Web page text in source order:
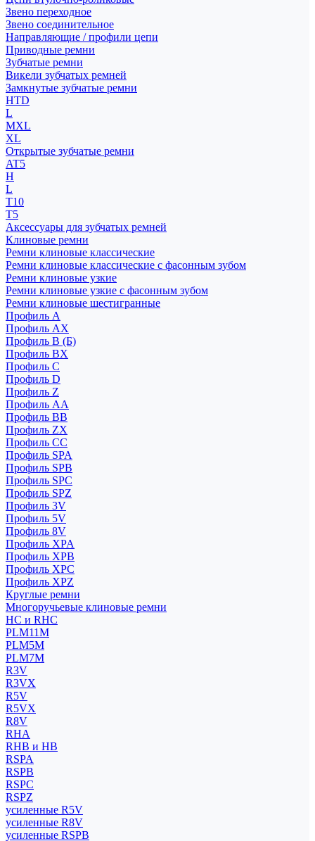
Звено переходное
Звено соединительное
Направляющие / профили цепи
Приводные ремни
Зубчатые ремни
Викели зубчатых ремней
Замкнутые зубчатые ремни
HTD
L
MXL
XL
Открытые зубчатые ремни
AT5
H
L
T10
T5
Аксессуары для зубчатых ремней
Клиновые ремни
Ремни клиновые классические
Ремни клиновые классические с фасонным зубом
Ремни клиновые узкие
Ремни клиновые узкие с фасонным зубом
Ремни клиновые шестигранные
Профиль A
Профиль AX
Профиль B (Б)
Профиль BX
Профиль C
Профиль D
Профиль Z
Профиль АА
Профиль BB
Профиль ZX
Профиль CC
Профиль SPA
Профиль SPB
Профиль SPC
Профиль SPZ
Профиль 3V
Профиль 5V
Профиль 8V
Профиль XPA
Профиль XPB
Профиль XPC
Профиль XPZ
Круглые ремни
Многоручьевые клиновые ремни
HC и RHC
PLM11M
PLM5M
PLM7M
R3V
R3VX
R5V
R5VX
R8V
RHA
RHB и HB
RSPA
RSPB
RSPC
RSPZ
усиленные R5V
усиленные R8V
усиленные RSPB